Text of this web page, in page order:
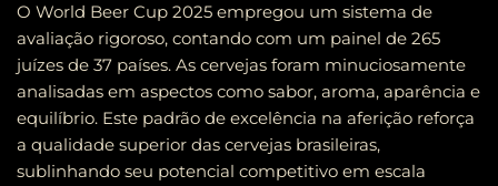
O World Beer Cup 2025 empregou um sistema de
avaliação rigoroso, contando com um painel de 265
juízes de 37 países. As cervejas foram minuciosamente
analisadas em aspectos como sabor, aroma, aparência e
equilíbrio. Este padrão de excelência na aferição reforça
a qualidade superior das cervejas brasileiras,
sublinhando seu potencial competitivo em escala